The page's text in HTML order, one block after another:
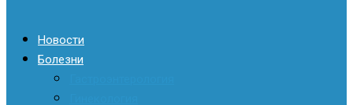
Новости
Болезни